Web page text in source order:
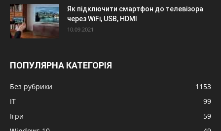
Як підключити смартфон до телевізора
через WiFi, USB, HDMI
10.09.2021
ПОПУЛЯРНА КАТЕГОРІЯ
Без рубрики
1153
IT
99
Ігри
59